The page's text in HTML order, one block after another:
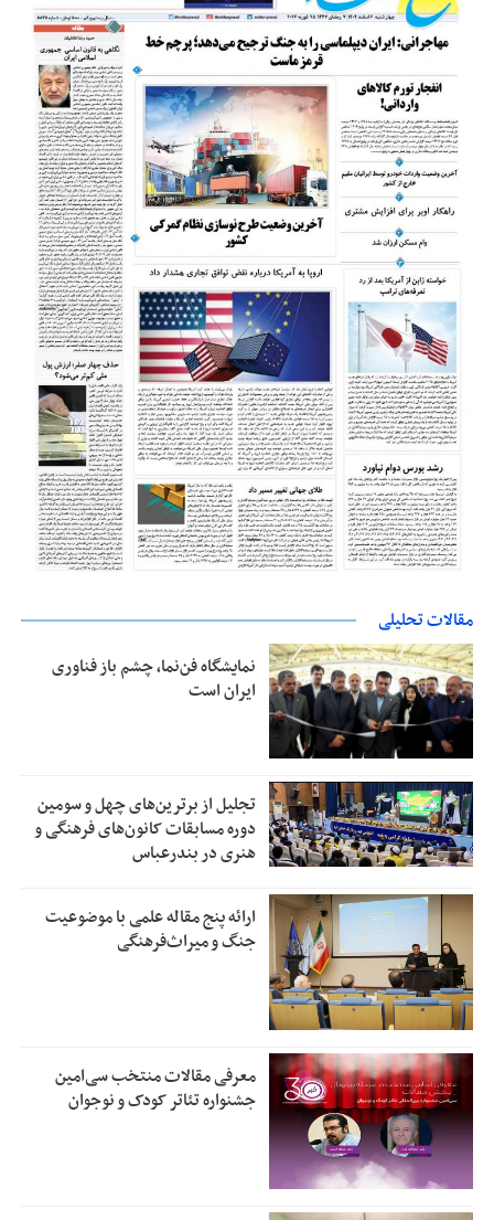
مقالات تحلیلی
نمایشگاه فن‌نما، چشم باز فناوری
ایران است
تجلیل از بر‌ترین‌های چهل و سومین
دوره مسابقات کانون‌های فرهنگی و
هنری در بندرعباس
ارائه پنج مقاله علمی با موضوعیت
جنگ و میراث‌فرهنگی
معرفی مقالات منتخب سی‌امین
جشنواره تئاتر کودک و نوجوان